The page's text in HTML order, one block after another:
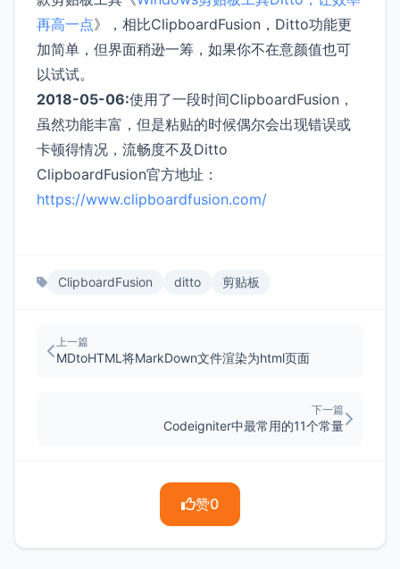
再高一点》，相比ClipboardFusion，Ditto功能更
加简单，但界面稍逊一筹，如果你不在意颜值也可
以试试。
2018-05-06:使用了一段时间ClipboardFusion，
虽然功能丰富，但是粘贴的时候偶尔会出现错误或
卡顿得情况，流畅度不及Ditto
ClipboardFusion官方地址：
https://www.clipboardfusion.com/
ClipboardFusion ditto 剪贴板
上一篇
MDtoHTML将MarkDown文件渲染为html页面
下一篇
Codeigniter中最常用的11个常量
赞0